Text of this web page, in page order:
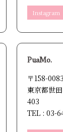
Instagram
PuaMo.
〒158-0083
東京都世
403
TEL : 03-